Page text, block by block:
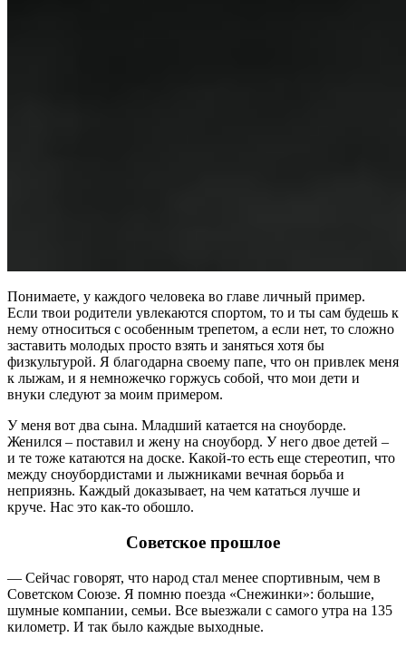
Понимаете, у каждого человека во главе личный пример.
Если твои родители увлекаются спортом, то и ты сам будешь к
нему относиться с особенным трепетом, а если нет, то сложно
заставить молодых просто взять и заняться хотя бы
физкультурой. Я благодарна своему папе, что он привлек меня
к лыжам, и я немножечко горжусь собой, что мои дети и
внуки следуют за моим примером.
У меня вот два сына. Младший катается на сноуборде.
Женился – поставил и жену на сноуборд. У него двое детей –
и те тоже катаются на доске. Какой-то есть еще стереотип, что
между сноубордистами и лыжниками вечная борьба и
неприязнь. Каждый доказывает, на чем кататься лучше и
круче. Нас это как-то обошло.
Советское прошлое
— Сейчас говорят, что народ стал менее спортивным, чем в
Советском Союзе. Я помню поезда «Снежинки»: большие,
шумные компании, семьи. Все выезжали с самого утра на 135
километр. И так было каждые выходные.